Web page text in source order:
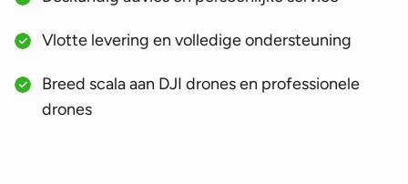
Vlotte levering en volledige ondersteuning
Breed scala aan DJI drones en professionele
drones